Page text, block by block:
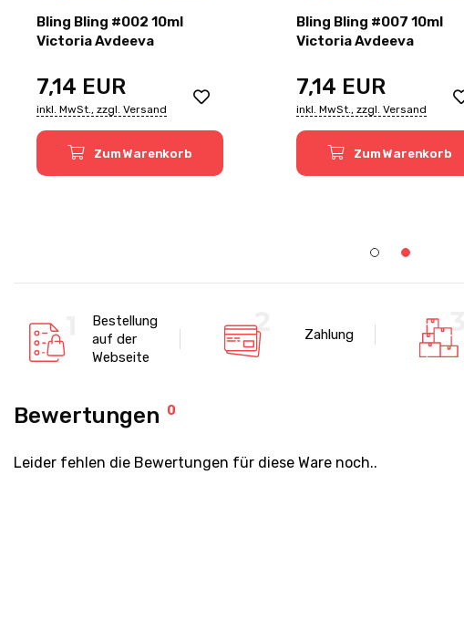
Bling Bling #002 10ml
Victoria Avdeeva
7,14 EUR
inkl. MwSt., zzgl. Versand
Zum Warenkorb
Bling Bling #007 10ml
Victoria Avdeeva
7,14 EUR
inkl. MwSt., zzgl. Versand
Zum Warenkorb
Bestellung
auf der
Webseite
Zahlung
Bewertungen 0
Leider fehlen die Bewertungen für diese Ware noch..